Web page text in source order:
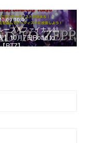
10:00
ープＡファイナル結
】10月7日Road to
RTZ】